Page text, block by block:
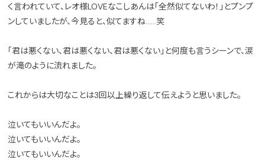
く言われていて、レオ様LOVEなこしあんは「全然似てないわ！」とプンプ
ンしていましたが、今見ると、似てますね……笑
「君は悪くない、君は悪くない、君は悪くない」と何度も言うシーンで、涙
が滝のように流れました。
これからは大切なことは3回以上繰り返して伝えようと思いました。
泣いてもいいんだよ。
泣いてもいいんだよ。
泣いてもいいんだよ。